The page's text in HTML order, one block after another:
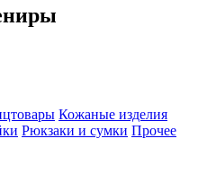
Кожаные изделия
Рюкзаки и сумки Прочее